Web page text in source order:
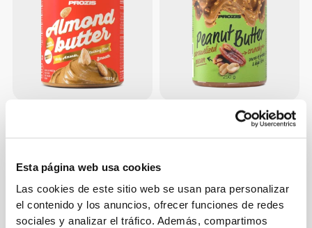
Esta página web usa cookies
Las cookies de este sitio web se usan para personalizar
el contenido y los anuncios, ofrecer funciones de redes
sociales y analizar el tráfico. Además, compartimos
25%